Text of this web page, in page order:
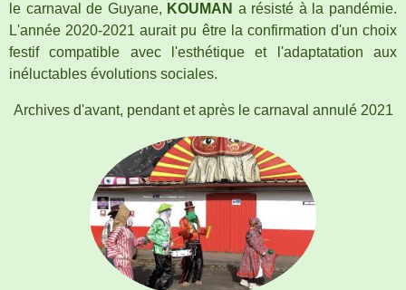
le carnaval de Guyane, KOUMAN a résisté à la pandémie.
L'année 2020-2021 aurait pu être la confirmation d'un choix
festif compatible avec l'esthétique et l'adaptatation aux
inéluctables évolutions sociales.
Archives d'avant, pendant et après le carnaval annulé 2021